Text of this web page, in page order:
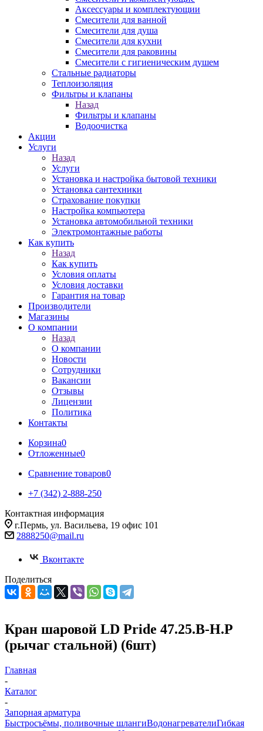
Аксессуары и комплектующии
Смесители для ванной
Смесители для душа
Смесители для кухни
Смесители для раковины
Смесители с гигиеническим душем
Стальные радиаторы
Теплоизоляция
Фильтры и клапаны
Назад
Фильтры и клапаны
Водоочистка
Акции
Услуги
Назад
Услуги
Установка и настройка бытовой техники
Установка сантехники
Страхование покупки
Настройка компьютера
Установка автомобильной техники
Электромонтажные работы
Как купить
Назад
Как купить
Условия оплаты
Условия доставки
Гарантия на товар
Производители
Магазины
О компании
Назад
О компании
Новости
Сотрудники
Вакансии
Отзывы
Лицензии
Политика
Контакты
Корзина0
Отложенные0
Сравнение товаров0
+7 (342) 2-888-250
Контактная информация
г.Пермь, ул. Васильева, 19 офис 101
2888250@mail.ru
Вконтакте
Поделиться
Кран шаровой LD Pride 47.25.В-Н.Р
(рычаг стальной) (6шт)
Главная
-
Каталог
-
Запорная арматура
Быстросъёмы, поливочные шлангиВодонагревателиГибкая